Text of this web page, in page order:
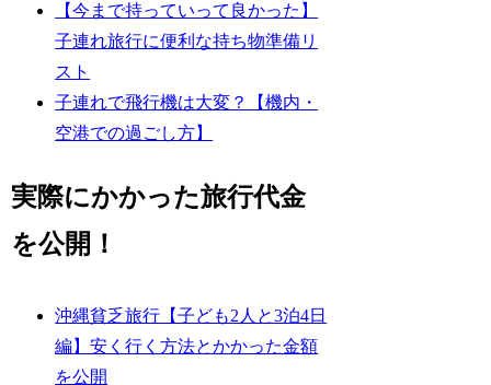
【今まで持っていって良かった】
子連れ旅行に便利な持ち物準備リ
スト
子連れで飛行機は大変？【機内・
空港での過ごし方】
実際にかかった旅行代金
を公開！
沖縄貧乏旅行【子ども2人と3泊4日
編】安く行く方法とかかった金額
を公開